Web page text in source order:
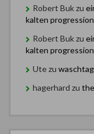
Robert Bukzu
kalten progression
Robert Bukzu
kalten progression
Utezu waschtag
hagerhard zu